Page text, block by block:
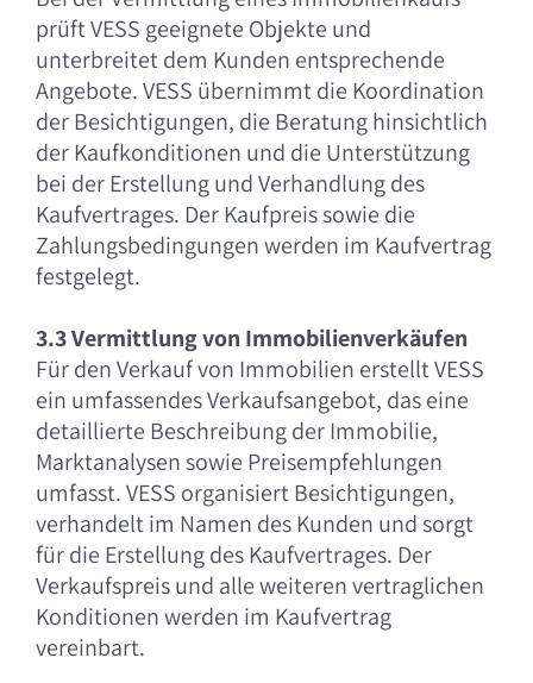
prüft VESS geeignete Objekte und
unterbreitet dem Kunden entsprechende
Angebote. VESS übernimmt die Koordination
der Besichtigungen, die Beratung hinsichtlich
der Kaufkonditionen und die Unterstützung
bei der Erstellung und Verhandlung des
Kaufvertrages. Der Kaufpreis sowie die
Zahlungsbedingungen werden im Kaufvertrag
festgelegt.
3.3 Vermittlung von Immobilienverkäufen
Für den Verkauf von Immobilien erstellt VESS
ein umfassendes Verkaufsangebot, das eine
detaillierte Beschreibung der Immobilie,
Marktanalysen sowie Preisempfehlungen
umfasst. VESS organisiert Besichtigungen,
verhandelt im Namen des Kunden und sorgt
für die Erstellung des Kaufvertrages. Der
Verkaufspreis und alle weiteren vertraglichen
Konditionen werden im Kaufvertrag
vereinbart.